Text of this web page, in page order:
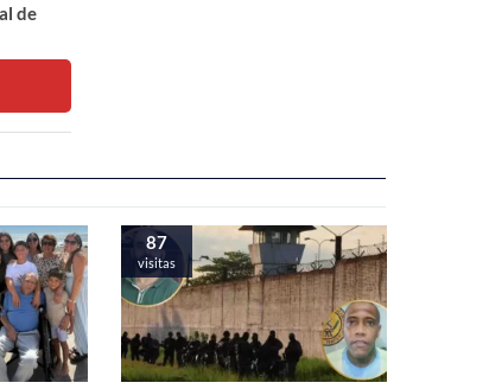
de
87
visitas